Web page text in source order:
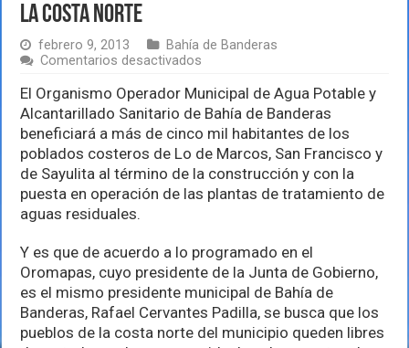
la costa norte
febrero 9, 2013
Bahía de Banderas
Comentarios desactivados
Oromapas
a
seis
mil
habitantes
de
la
costa
El Organismo Operador Municipal de Agua Potable y
Alcantarillado Sanitario de Bahía de Banderas
beneficiará a más de cinco mil habitantes de los
poblados costeros de Lo de Marcos, San Francisco y
de Sayulita al término de la construcción y con la
puesta en operación de las plantas de tratamiento de
aguas residuales.
Y es que de acuerdo a lo programado en el
Oromapas, cuyo presidente de la Junta de Gobierno,
es el mismo presidente municipal de Bahía de
Banderas, Rafael Cervantes Padilla, se busca que los
pueblos de la costa norte del municipio queden libres